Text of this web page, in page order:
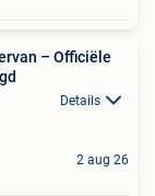
– Officiële
Details
2 aug 26